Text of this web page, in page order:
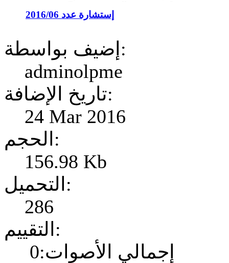
إستشارة عدد 2016/06
إضيف بواسطة:
adminolpme
تاريخ الإضافة:
24 Mar 2016
الحجم:
156.98 Kb
التحميل:
286
التقييم:
إجمالي الأصوات:0